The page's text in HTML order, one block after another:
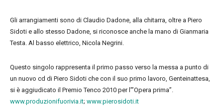
Gli arrangiamenti sono di Claudio Dadone, alla chitarra, oltre a Piero
Sidoti e allo stesso Dadone, si riconosce anche la mano di Gianmaria
Testa. Al basso elettrico, Nicola Negrini.
Questo singolo rappresenta il primo passo verso la messa a punto di
un nuovo cd di Piero Sidoti che con il suo primo lavoro, Genteinattesa,
si è aggiudicato il Premio Tenco 2010 per l’”Opera prima”.
www.produzionifuorivia.it; www.pierosidoti.it